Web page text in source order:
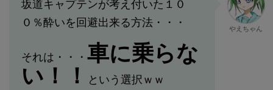
坂道キャプテンが考え付いた１０
０％酔いを回避出来る方法・・・
それは・・・ 車に乗らな
い！！
という選択ｗｗ
やえちゃん